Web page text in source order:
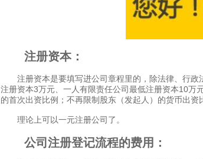
注册资本：
注册资本是要填写进公司章程里的，除法律、行政
注册资本3万元、一人有限责任公司最低注册资本10万
的首次出资比例；不再限制股东（发起人）的货币出资
理论上可以一元注册公司了。
公司注册登记流程的费用：